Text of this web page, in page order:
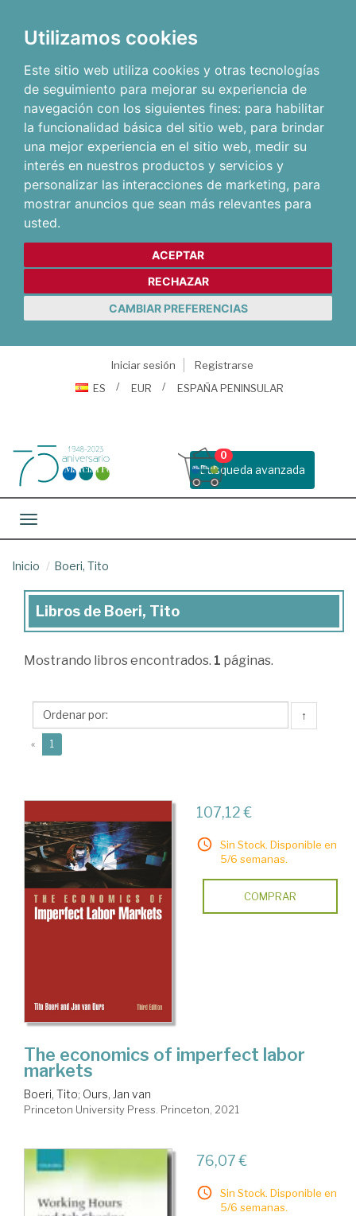
Utilizamos cookies
Este sitio web utiliza cookies y otras tecnologías
de seguimiento para mejorar su experiencia de
navegación con los siguientes fines: para habilitar
la funcionalidad básica del sitio web, para brindar
una mejor experiencia en el sitio web, medir su
interés en nuestros productos y servicios y
personalizar las interacciones de marketing, para
mostrar anuncios que sean más relevantes para
usted.
ACEPTAR
RECHAZAR
CAMBIAR PREFERENCIAS
Iniciar sesión
Registrarse
ES
EUR ESPAÑA PENINSULAR
Busqueda avanzada
0
Toggle navigation
Inicio Boeri, Tito
Libros
Boeri,
Libros de Boeri, Tito
Mostrando libros encontrados. 1 páginas.
↑
« 1
107,12 €
Sin Stock. Disponible en
5/6 semanas.
COMPRAR
The economics of imperfect labor
markets
Boeri, Tito; Ours, Jan van
Princeton University Press. Princeton, 2021
76,07 €
Sin Stock. Disponible en
5/6 semanas.